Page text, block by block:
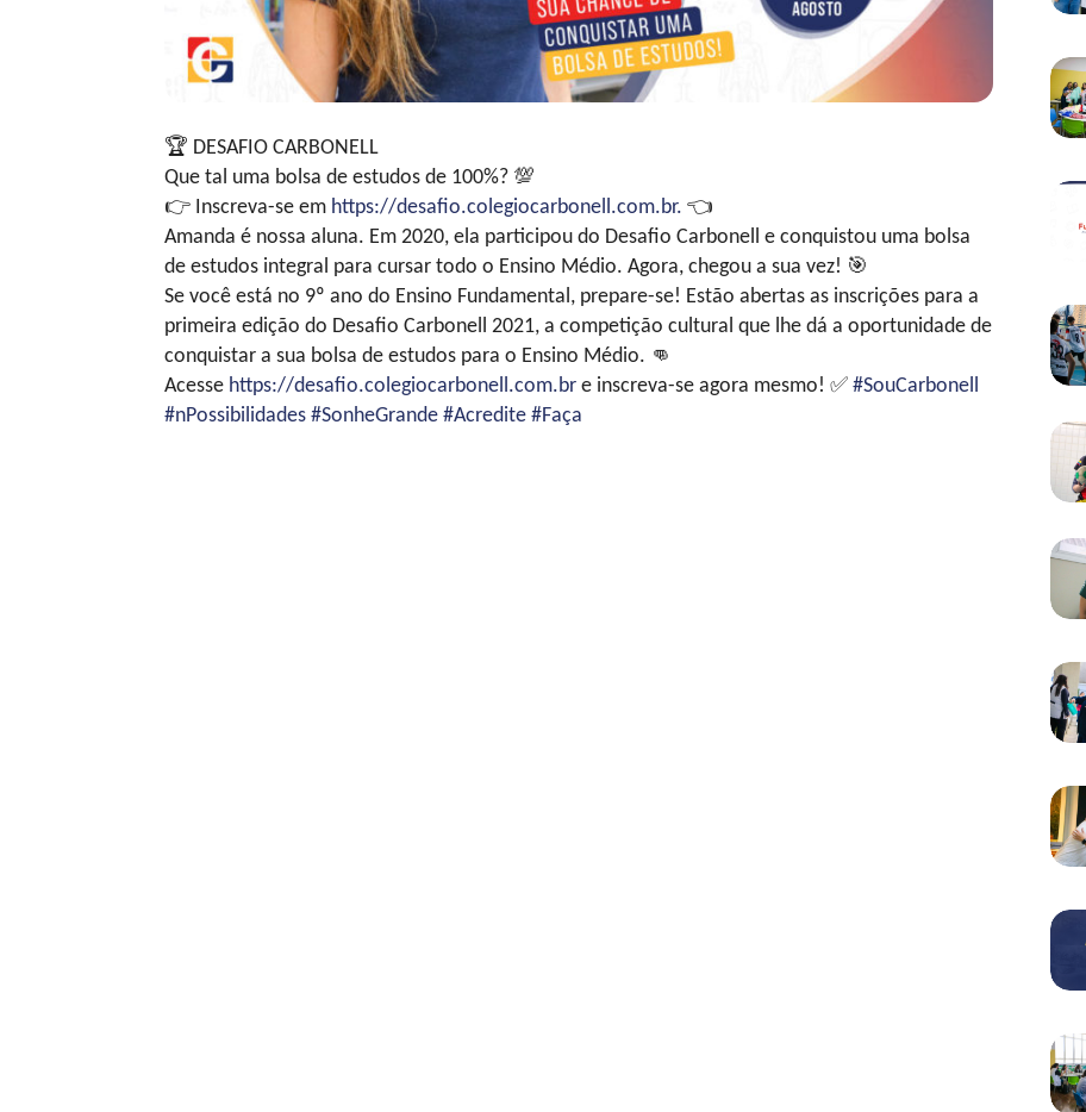
🏆 DESAFIO CARBONELL
Que tal uma bolsa de estudos de 100%? 💯
👉 Inscreva-se em https://desafio.colegiocarbonell.com.br. 👈
Amanda é nossa aluna. Em 2020, ela participou do Desafio Carbonell e conquistou uma bolsa
de estudos integral para cursar todo o Ensino Médio. Agora, chegou a sua vez! 🎯
Se você está no 9º ano do Ensino Fundamental, prepare-se! Estão abertas as inscrições para a
primeira edição do Desafio Carbonell 2021, a competição cultural que lhe dá a oportunidade de
conquistar a sua bolsa de estudos para o Ensino Médio. 👊
Acesse https://desafio.colegiocarbonell.com.br e inscreva-se agora mesmo! ✅ #SouCarbonell
#nPossibilidades #SonheGrande #Acredite #Faça